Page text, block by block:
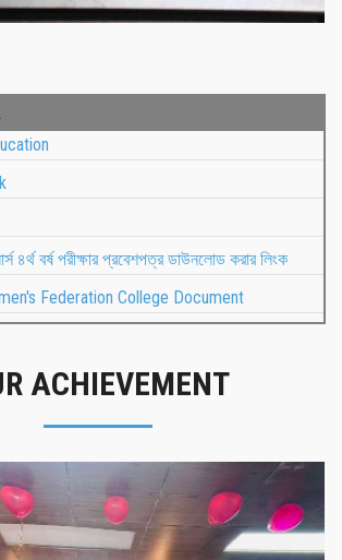
৪র্থ বর্ষ পরীক্ষার প্রবেশপত্র ডাউনলোড করার লিংক
Federation College Document
ACHIEVEMENT